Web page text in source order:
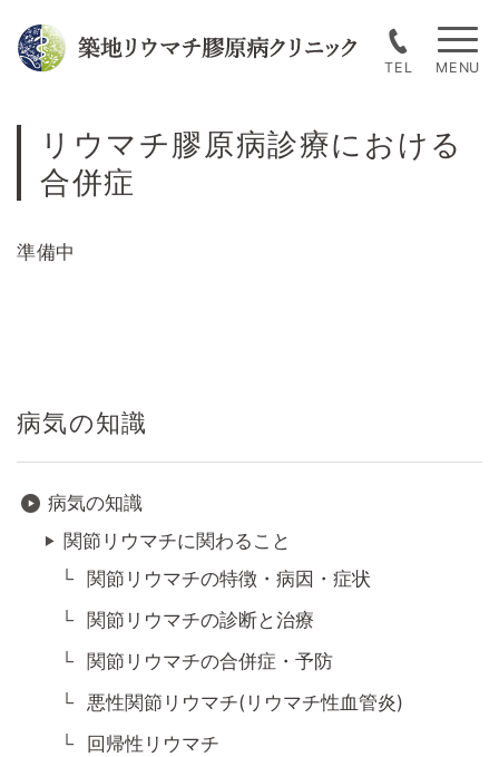
to
content
TEL
リウマチ膠原病診療における
合併症
準備中
病気の知識
病気の知識
関節リウマチに関わること
関節リウマチの特徴・病因・症状
関節リウマチの診断と治療
関節リウマチの合併症・予防
悪性関節リウマチ(リウマチ性血管炎)
回帰性リウマチ